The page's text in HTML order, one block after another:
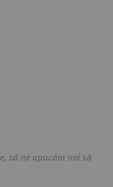
să ne apucăm noi să